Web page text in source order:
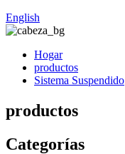
English
Hogar
productos
Sistema Suspendido
productos
Categorías